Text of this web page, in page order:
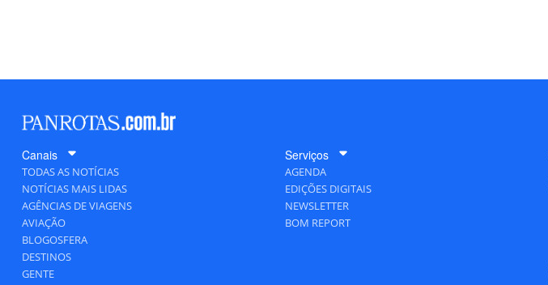
Canais
TODAS AS NOTÍCIAS
NOTÍCIAS MAIS LIDAS
AGÊNCIAS DE VIAGENS
AVIAÇÃO
BLOGOSFERA
DESTINOS
GENTE
Serviços
AGENDA
EDIÇÕES DIGITAIS
NEWSLETTER
BOM REPORT